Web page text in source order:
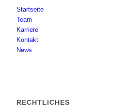
Startseite
Team
Karriere
Kontakt
News
RECHTLICHES